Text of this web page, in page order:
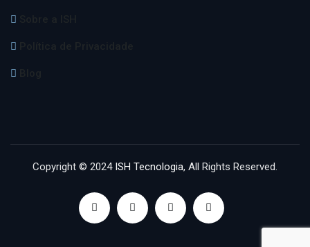
Copyright © 2024 ISH Tecnologia, All Rights Reserved.